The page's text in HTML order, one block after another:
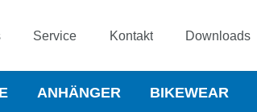
Service Kontakt Downloads
ANHÄNGER BIKEWEAR